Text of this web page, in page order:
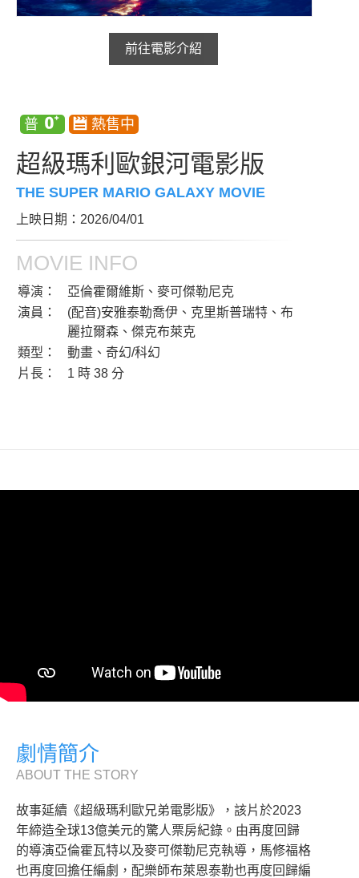
前往電影介紹
超級瑪利歐銀河電影版
THE SUPER MARIO GALAXY MOVIE
上映日期：2026/04/01
MOVIE INFO
導演：
亞倫霍爾維斯、麥可傑勒尼克
演員：
(配音)安雅泰勒喬伊、克里斯普瑞特、布
麗拉爾森、傑克布萊克
類型：
動畫、奇幻/科幻
片長：
1 時 38 分
劇情簡介
ABOUT THE STORY
故事延續《超級瑪利歐兄弟電影版》，該片於2023
年締造全球13億美元的驚人票房紀錄。由再度回歸
的導演亞倫霍瓦特以及麥可傑勒尼克執導，馬修福格
也再度回擔任編劇，配樂師布萊恩泰勒也再度回歸編
商家介紹
加入iShow
會員Q&A